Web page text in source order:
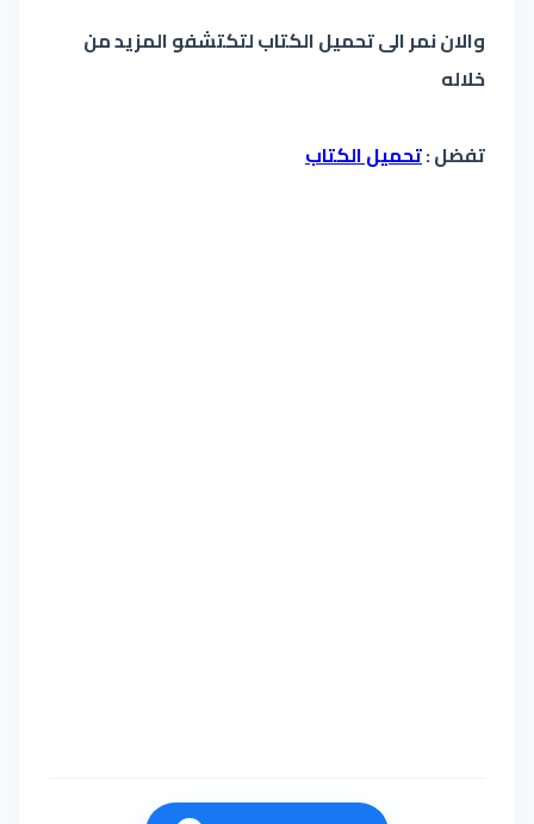
والان نمر الى تحميل الكتاب لتكتشفو المزيد من
خلاله
تفضل :تحميل الكتاب